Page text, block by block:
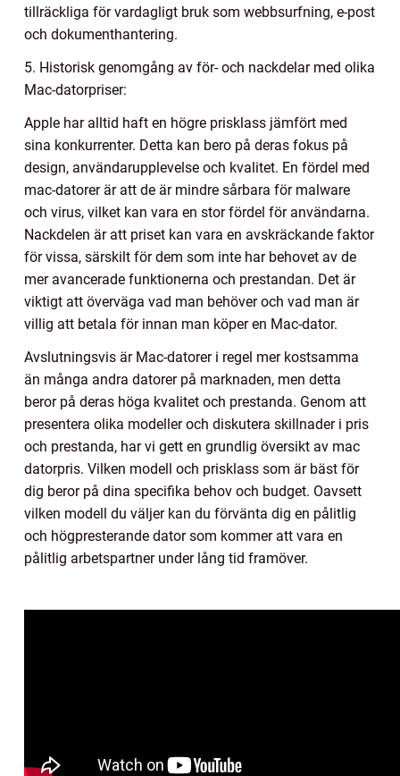
tillräckliga för vardagligt bruk som webbsurfning, e-post
och dokumenthantering.
5. Historisk genomgång av för- och nackdelar med olika
Mac-datorpriser:
Apple har alltid haft en högre prisklass jämfört med
sina konkurrenter. Detta kan bero på deras fokus på
design, användarupplevelse och kvalitet. En fördel med
mac-datorer är att de är mindre sårbara för malware
och virus, vilket kan vara en stor fördel för användarna.
Nackdelen är att priset kan vara en avskräckande faktor
för vissa, särskilt för dem som inte har behovet av de
mer avancerade funktionerna och prestandan. Det är
viktigt att överväga vad man behöver och vad man är
villig att betala för innan man köper en Mac-dator.
Avslutningsvis är Mac-datorer i regel mer kostsamma
än många andra datorer på marknaden, men detta
beror på deras höga kvalitet och prestanda. Genom att
presentera olika modeller och diskutera skillnader i pris
och prestanda, har vi gett en grundlig översikt av mac
datorpris. Vilken modell och prisklass som är bäst för
dig beror på dina specifika behov och budget. Oavsett
vilken modell du väljer kan du förvänta dig en pålitlig
och högpresterande dator som kommer att vara en
pålitlig arbetspartner under lång tid framöver.